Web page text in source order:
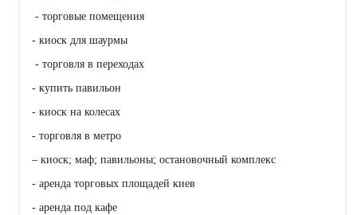
- торговые помещения
- киоск для шаурмы
- торговля в переходах
- купить павильон
- киоск на колесах
- торговля в метро
– киоск; маф; павильоны; остановочный комплекс
- аренда торговых площадей киев
- аренда под кафе